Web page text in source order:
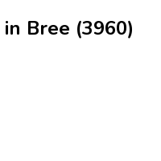
Bree (3960)